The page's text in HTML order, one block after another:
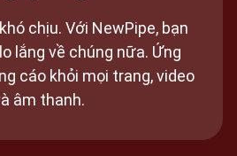
chịu. Với NewPipe, bạn
lắng về chúng nữa. Ứng
cáo khỏi mọi trang, video
âm thanh.